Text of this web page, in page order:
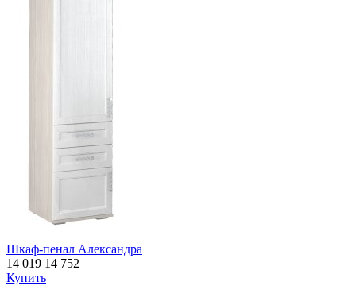
Шкаф-пенал Александра
14 019 14 752
Купить